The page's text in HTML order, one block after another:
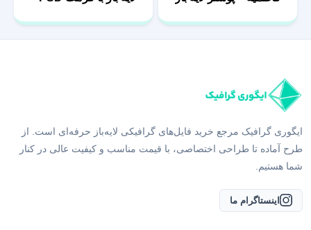
ایگوری گرافیک مرجع خرید فایل‌های گرافیکی لایه‌باز حرفه‌ای است. از
طرح آماده تا طراحی اختصاصی، با قیمت مناسب و کیفیت عالی در کنار
شما هستیم.
اینستاگرام ما